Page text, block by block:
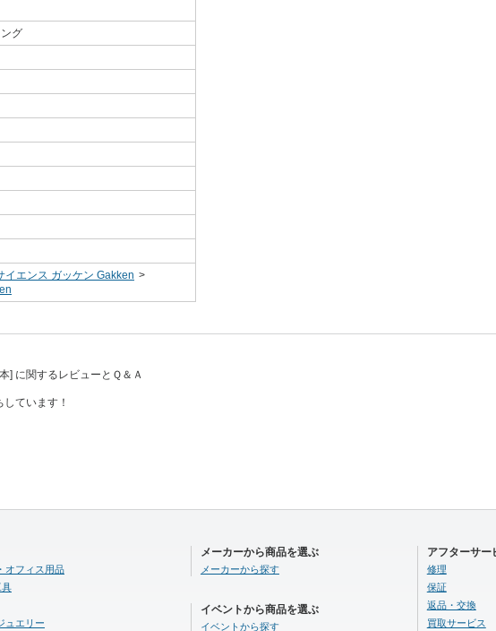
グ
イエンス ガッケン Gakken >
] に関するレビューとＱ＆Ａ
ています！
オフィス用品
具
ュエリー
メーカーから商品を選ぶ
メーカーから探す
イベントから商品を選ぶ
イベントから探す
アフターサー
修理
保証
返品・交換
買取サービス